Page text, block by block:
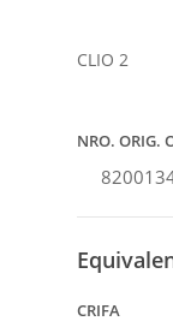
CLIO 2
NRO. ORIG.
CRIFA